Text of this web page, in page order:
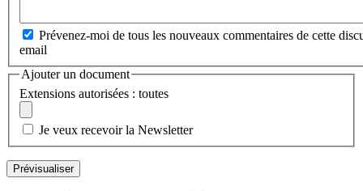
Prévenez-moi de tous les nouveaux commentaires de cette
email
Ajouter un document
Extensions autorisées : toutes
Je veux recevoir la Newsletter